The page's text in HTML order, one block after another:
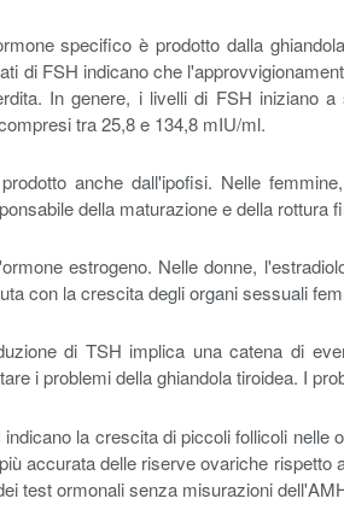
specifico è prodotto dalla
di FSH indicano che
In genere, i livelli di FSH iniziano
tra 25,8 e 134,8 mIU/ml.
anche dall'ipofisi. Nelle
della maturazione e della rottura
estrogeno. Nelle donne,
con la crescita degli organi sessuali
di TSH implica una catena di
i problemi della ghiandola tiroidea. I
la crescita di piccoli follicoli nelle
accurata delle riserve ovariche
test ormonali senza misurazioni